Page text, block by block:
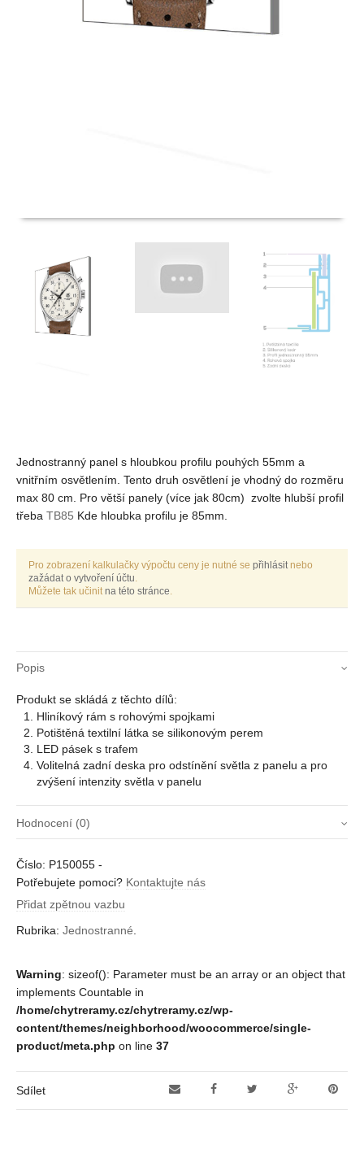
Jednostranný panel s hloubkou profilu pouhých 55mm a
vnitřním osvětlením. Tento druh osvětlení je vhodný do rozměru
max 80 cm. Pro větší panely (více jak 80cm) zvolte hlubší profil
třeba TB85 Kde hloubka profilu je 85mm.
Pro zobrazení kalkulačky výpočtu ceny je nutné se přihlásitnebo
zažádat o vytvoření účtu.
Můžete tak učinitna této stránce.
Popis
Produkt se skládá z těchto dílů:
Hliníkový rám s rohovými spojkami
Potištěná textilní látka se silikonovým perem
LED pásek s trafem
Volitelná zadní deska pro odstínění světla z panelu a pro
zvýšení intenzity světla v panelu
Hodnocení (0)
Buďte první, kdo napíše recenzi “Jednostranné 55
mm”
Číslo: P150055 -
Potřebujete pomoci? Kontaktujte nás
Přidat zpětnou vazbu
Rubrika: Jednostranné
Warning: sizeof(): Parameter must be an array or an object that
implements Countable in
/home/chytreramy.cz/chytreramy.cz/wp-
content/themes/neighborhood/woocommerce/single-
product/meta.php on line 37
Sdílet